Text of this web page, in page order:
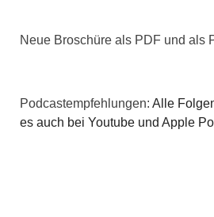
Neue Broschüre als PDF und als
Podcastempfehlungen: Alle
es auch bei Youtube und Apple